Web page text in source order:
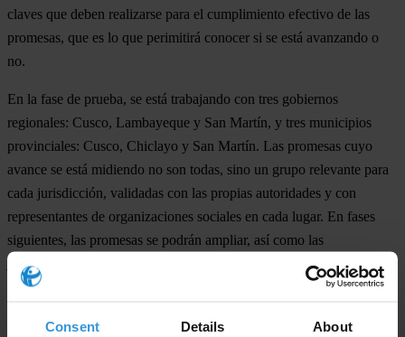
Consent Details About
claves que deben realizarse para el cumplimiento efectivo de las
promesas, que es lo que perimitirá conocer si se está avanzando o
no.
En la fase de prueba, se está trabajando con tres gobiernos
regionales: Cusco, Lambayeque y San Martín, y tres municipios
provinciales: Cusco, Chiclayo y San Martín. Las promesas cuyo
avance se está midiendo no son todas, sino un grupo relevante para
cada jurisdicción, validadas con las propias autoridades y con
representantes de organizaciones sociales en cada lugar. En fases
siguientes, las promesas se podrán ampliar, así como las
jurisdicciones e, incluso, se aplicará el promesómetro a compromisos
del actual gobierno nacional.